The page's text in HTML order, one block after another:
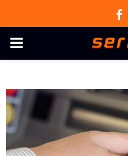
PRIMARY